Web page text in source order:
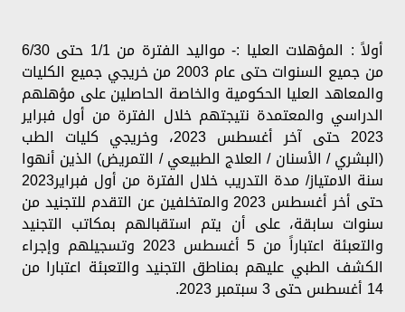
أولاً : المؤهلات العليا :- مواليد الفترة من 1/1 حتى 6/30
من جميع السنوات حتى عام 2003 من خريجي جميع الكليات
والمعاهد العليا الحكومية والخاصة الحاصلين على مؤهلهم
الدراسي والمعتمدة نتيجتهم خلال الفترة من أول فبراير
2023 حتى آخر أغسطس 2023، وخريجي كليات الطب
(البشري / الأسنان / العلاج الطبيعي / التمريض) الذين أنهوا
سنة الامتياز/ مدة التدريب خلال الفترة من أول فبراير2023
حتى أخر أغسطس 2023 والمتخلفين عن التقدم للتجنيد من
سنوات سابقة، على أن يتم استقبالهم بمكاتب التجنيد
والتعبئة اعتباراً من 5 أغسطس 2023 وتسجيلهم وإجراء
الكشف الطبي عليهم بمناطق التجنيد والتعبئة اعتبارا من
14 أغسطس حتى 3 سبتمبر 2023.